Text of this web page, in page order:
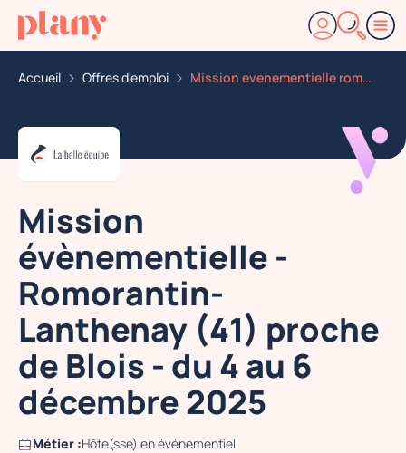
Accueil Offres d'emploi Mission evenementielle romorantin lanthenay 41 proche
Mission
évènementielle -
Romorantin-
Lanthenay (41) proche
de Blois - du 4 au 6
décembre 2025
Métier :Hôte(sse) en événementiel